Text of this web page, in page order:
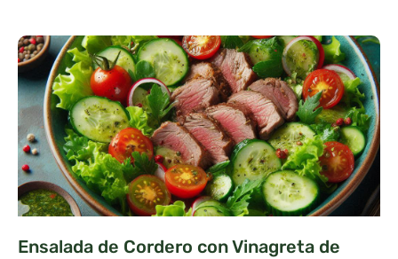
Ensalada de Cordero con Vinagreta de